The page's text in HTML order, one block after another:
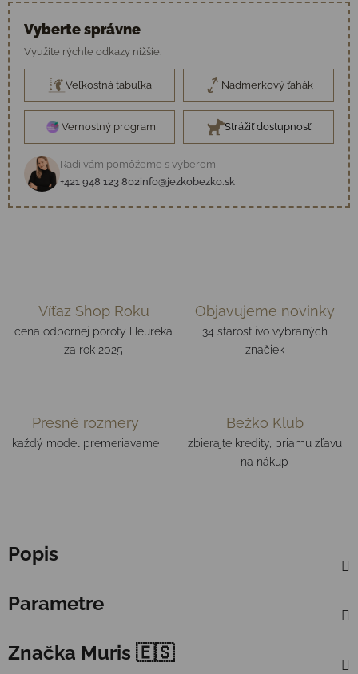
Vyberte správne
Využite rýchle odkazy nižšie.
Veľkostná tabuľka Nadmerkový ťahák
Vernostný program Strážiť dostupnosť
Radi vám pomôžeme s výberom
+421 948 123 802info@jezkobezko.sk
Víťaz Shop Roku
cena odbornej poroty Heureka
za rok 2025
Objavujeme novinky
34 starostlivo vybraných
značiek
Presné rozmery
každý model premeriavame
Bežko Klub
zbierajte kredity, priamu zľavu
na nákup
Popis
Parametre
Značka Muris 🇪🇸